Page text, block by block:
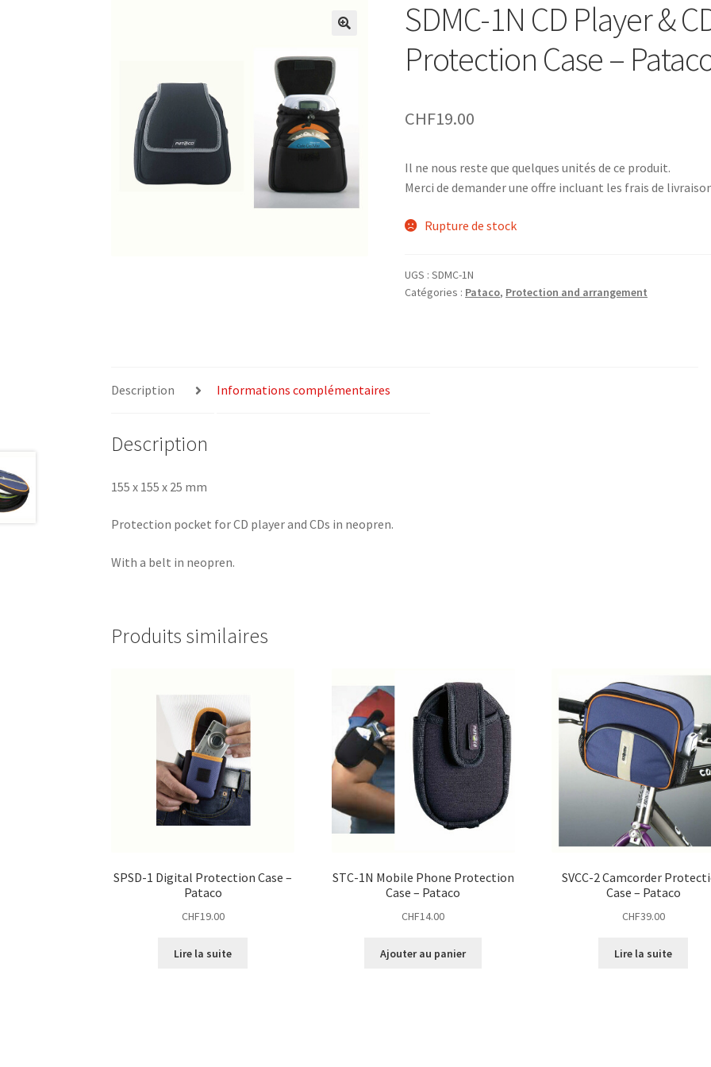
SDMC-1N CD Player &
Protection Case –
CHF19.00
Il ne nous reste que quelques unités de ce produit.
Merci de demander une offre incluant les frais de
Rupture de stock
UGS :SDMC-1N
Catégories : Pataco, Protection and arrangement
Description Informations complémentaires
Description
155 x 155 x 25 mm
Protection pocket for CD player and CDs in neopren.
With a belt in neopren.
Produits similaires
SPSD-1 Digital Protection Case –
Pataco
CHF19.00
Lire la suite
STC-1N Mobile Phone Protection
Case – Pataco
CHF14.00
Ajouter au panier
SVCC-2 Camcorder
Case – Pataco
CHF39.00
Lire la suite